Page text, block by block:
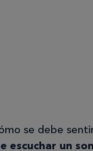
se debe
escuchar un